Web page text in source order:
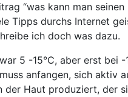
“was kann man
Tipps durchs Internet
ich doch was dazu.
5 -15°C, aber erst bei
anfangen, sich aktiv
Haut produziert, der